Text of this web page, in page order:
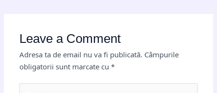
Leave a Comment
Adresa ta de email nu va fi publicată. Câmpurile
obligatorii sunt marcate cu*